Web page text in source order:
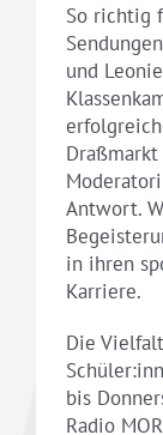
So richtig
und
Antwort.
in ihren
Karriere.
Die
bis
Radio